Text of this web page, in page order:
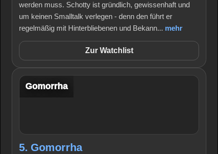
werden muss. Schotty ist gründlich, gewissenhaft und
um keinen Smalltalk verlegen - denn den führt er
regelmäßig mit Hinterbliebenen und Bekann... mehr
Zur Watchlist
Gomorrha
5. Gomorrha